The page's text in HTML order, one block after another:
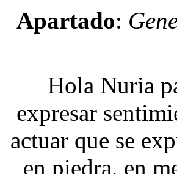
Apartado:
Hola Nuria
expresar
actuar que se
en piedra, en